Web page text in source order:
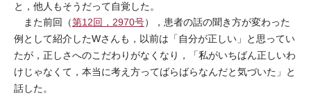
と，他人もそうだって自覚した。
また前回（第12回，2970号），患者の話の聞き方が変わった
例として紹介したWさんも，以前は「自分が正しい」と思ってい
たが，正しさへのこだわりがなくなり，「私がいちばん正しいわ
けじゃなくて，本当に考え方ってばらばらなんだと気づいた」と
話した。